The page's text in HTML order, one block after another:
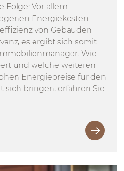
Folge: Vor allem
Energiekosten
von Gebäuden
es ergibt sich somit
Wie
und welche weiteren
Energiepreise für den
bringen, erfahren Sie